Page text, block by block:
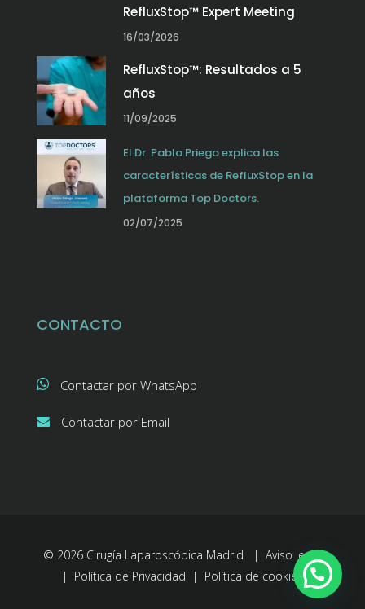
RefluxStop™ Expert Meeting
16/03/2026
RefluxStop™: Resultados a 5
años
11/09/2025
El Dr. Pablo Priego explica las
características de RefluxStop en la
plataforma Top Doctors.
02/07/2025
CONTACTO
Contactar por WhatsApp
Contactar por Email
© 2026 Cirugía Laparoscópica Madrid | Aviso legal
| Política de Privacidad | Política de cookies